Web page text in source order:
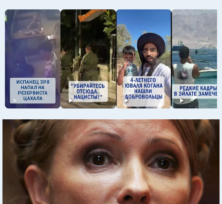
ИСПАНЕЦ ЗРЯ
НАПАЛ НА
РЕЗЕРВИСТА
ЦАХАЛА